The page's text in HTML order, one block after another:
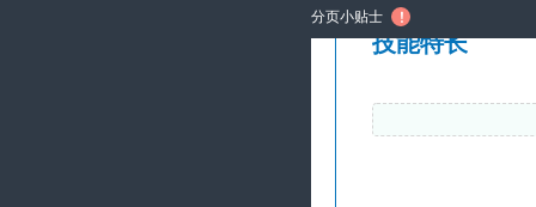
技能特长
分页小贴士 